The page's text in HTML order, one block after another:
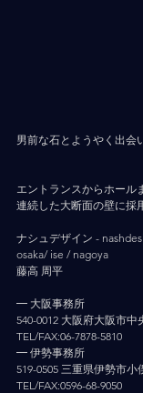
男前な石とようやく出会
エントランスからホール
連続した大断面の壁に採
ナシュデザイン -
osaka/ ise / nagoya
藤高 周平
━ 大阪事務所
540-0012 大阪府大阪市中
TEL/FAX:06-7878-5810
━ 伊勢事務所
519-0505 三重県伊勢市小
TEL/FAX:0596-68-9050